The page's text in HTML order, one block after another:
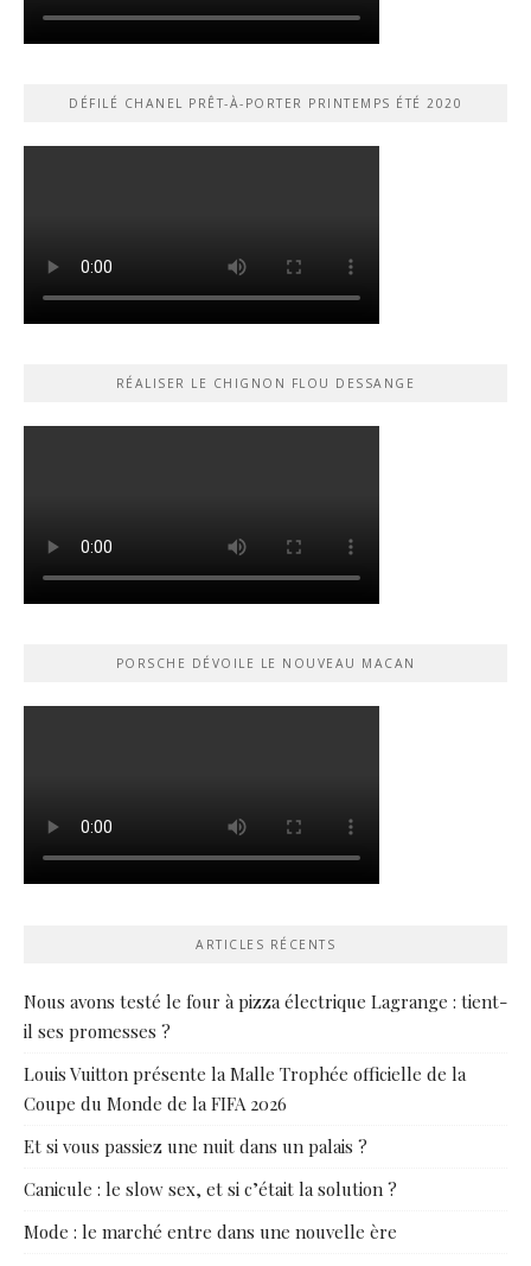
DÉFILÉ CHANEL PRÊT-À-PORTER PRINTEMPS ÉTÉ 2020
RÉALISER LE CHIGNON FLOU DESSANGE
PORSCHE DÉVOILE LE NOUVEAU MACAN
ARTICLES RÉCENTS
Nous avons testé le four à pizza électrique Lagrange : tient-
il ses promesses ?
Louis Vuitton présente la Malle Trophée officielle de la
Coupe du Monde de la FIFA 2026
Et si vous passiez une nuit dans un palais ?
Canicule : le slow sex, et si c’était la solution ?
Mode : le marché entre dans une nouvelle ère